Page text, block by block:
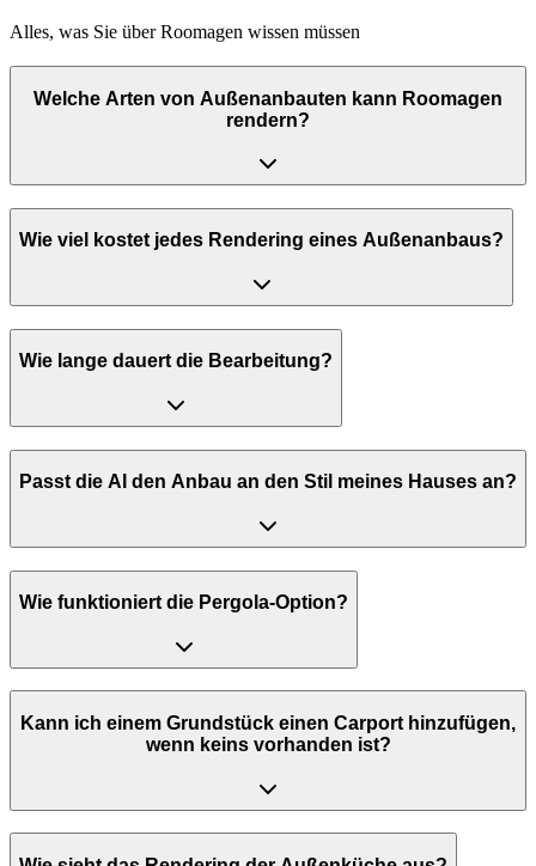
Alles, was Sie über Roomagen wissen müssen
Welche Arten von Außenanbauten kann Roomagen
rendern?
Wie viel kostet jedes Rendering eines Außenanbaus?
Wie lange dauert die Bearbeitung?
Passt die AI den Anbau an den Stil meines Hauses an?
Wie funktioniert die Pergola-Option?
Kann ich einem Grundstück einen Carport hinzufügen,
wenn keins vorhanden ist?